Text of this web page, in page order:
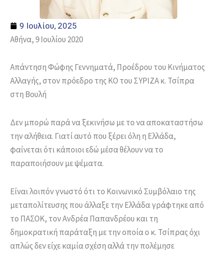
9 Ιουλίου, 2025
Αθήνα, 9 Ιουλίου 2020
Απάντηση Φώφης Γεννηματά, Προέδρου του Κινήματος
Αλλαγής, στον πρόεδρο της ΚΟ του ΣΥΡΙΖΑ κ. Τσίπρα
στη Βουλή
Δεν μπορώ παρά να ξεκινήσω με το να αποκαταστήσω
την αλήθεια. Γιατί αυτό που ξέρει όλη η Ελλάδα,
φαίνεται ότι κάποιοι εδώ μέσα θέλουν να το
παραποιήσουν με ψέματα.
Είναι λοιπόν γνωστό ότι το Κοινωνικό Συμβόλαιο της
μεταπολίτευσης που άλλαξε την Ελλάδα γράφτηκε από
το ΠΑΣΟΚ, τον Ανδρέα Παπανδρέου και τη
δημοκρατική παράταξη με την οποία ο κ. Τσίπρας όχι
απλώς δεν είχε καμία σχέση αλλά την πολέμησε